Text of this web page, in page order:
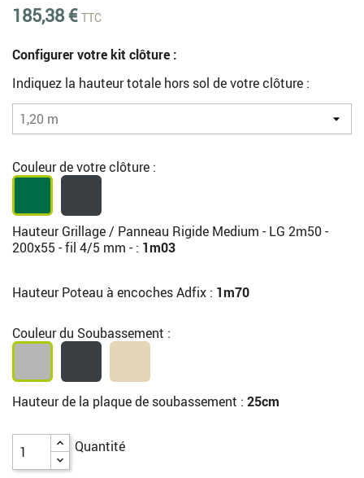
185,38 € TTC
Configurer votre kit clôture :
Indiquez la hauteur totale hors sol de votre clôture :
Couleur de votre clôture :
Hauteur Grillage / Panneau Rigide Medium - LG 2m50 -
200x55 - fil 4/5 mm - : 1m03
Hauteur Poteau à encoches Adfix : 1m70
Couleur du Soubassement :
Hauteur de la plaque de soubassement : 25cm
Quantité